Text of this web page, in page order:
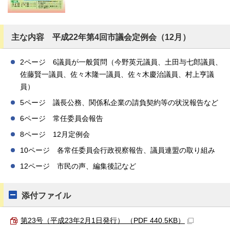
主な内容 平成22年第4回市議会定例会（12月）
2ページ 6議員が一般質問（今野英元議員、土田与七郎議員、
佐藤賢一議員、佐々木隆一議員、佐々木慶治議員、村上亨議
員）
5ページ 議長公務、関係私企業の請負契約等の状況報告など
6ページ 常任委員会報告
8ページ 12月定例会
10ページ 各常任委員会行政視察報告、議員連盟の取り組み
12ページ 市民の声、編集後記など
添付ファイル
第23号（平成23年2月1日発行） （PDF 440.5KB）